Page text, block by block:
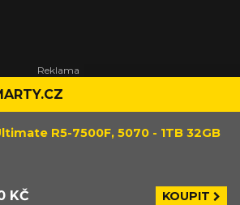
R5-7500F, 5070 - 1TB 32GB
KČ KOUPIT